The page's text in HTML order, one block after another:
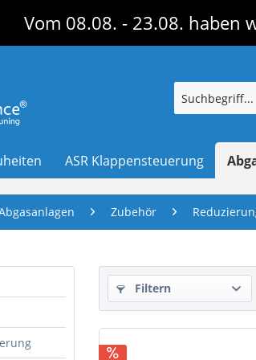
Vom 08.08. - 23.08. haben
ASR Klappensteuerung
Zubehör
Filtern